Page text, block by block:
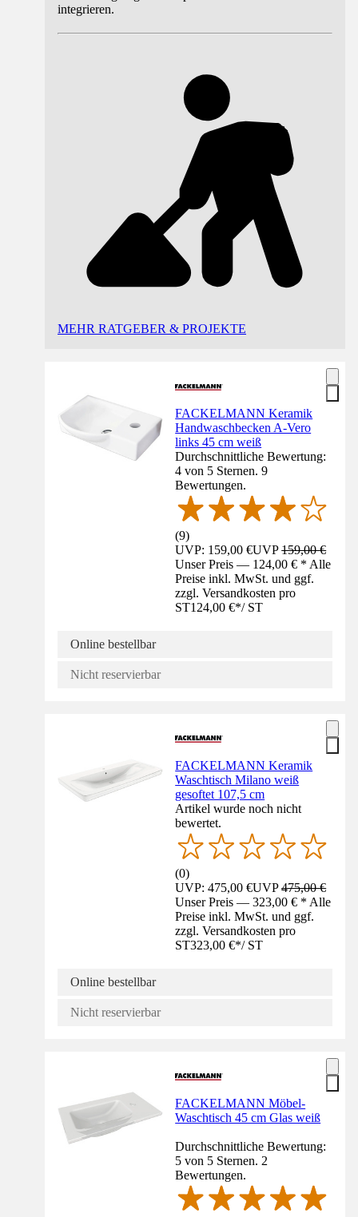
integrieren.
MEHR RATGEBER & PROJEKTE
FACKELMANN Keramik
Handwaschbecken A-Vero
links 45 cm weiß
Durchschnittliche Bewertung:
4 von 5 Sternen. 9
Bewertungen.
(9)
UVP: 159,00 €UVP159,00 €
Unser Preis — 124,00 € * Alle
Preise inkl. MwSt. und ggf.
zzgl. Versandkosten pro
ST124,00 €*/ ST
Online bestellbar
Nicht reservierbar
FACKELMANN Keramik
Waschtisch Milano weiß
gesoftet 107,5 cm
Artikel wurde noch nicht
bewertet.
(0)
UVP: 475,00 €UVP475,00 €
Unser Preis — 323,00 € * Alle
Preise inkl. MwSt. und ggf.
zzgl. Versandkosten pro
ST323,00 €*/ ST
Online bestellbar
Nicht reservierbar
FACKELMANN Möbel-
Waschtisch 45 cm Glas weiß
Durchschnittliche Bewertung:
5 von 5 Sternen. 2
Bewertungen.